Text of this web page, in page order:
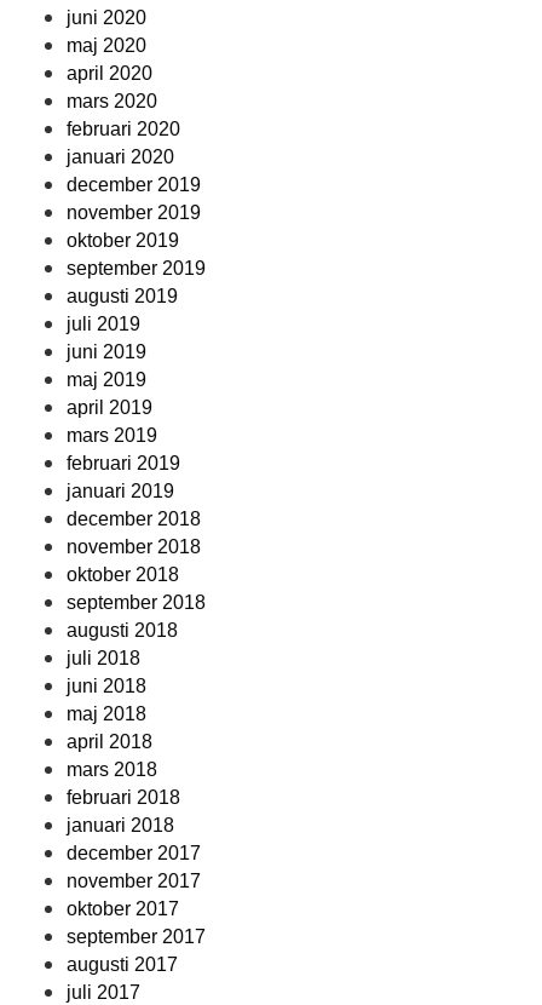
juni 2020
maj 2020
april 2020
mars 2020
februari 2020
januari 2020
december 2019
november 2019
oktober 2019
september 2019
augusti 2019
juli 2019
juni 2019
maj 2019
april 2019
mars 2019
februari 2019
januari 2019
december 2018
november 2018
oktober 2018
september 2018
augusti 2018
juli 2018
juni 2018
maj 2018
april 2018
mars 2018
februari 2018
januari 2018
december 2017
november 2017
oktober 2017
september 2017
augusti 2017
juli 2017